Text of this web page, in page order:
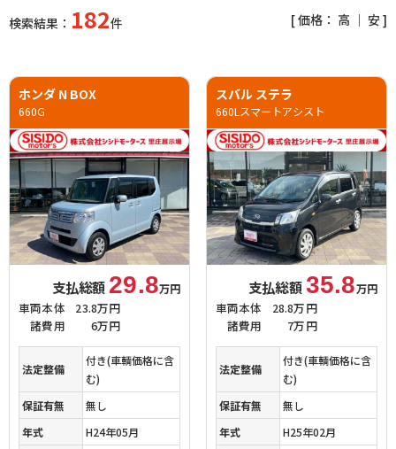
検索結果： 182件 [ 価格： 高 ｜ 安]
ホンダ N BOX
660G
支払総額 29.8万円
車両本体
23.8万円
諸費用
6万円
法定整備
付き(車輌価格に含
む)
保証有無
無し
年式
H24年05月
スバル ステラ
660Lスマートアシスト
支払総額35.8万円
車両本体
28.8万円
諸費用
7万円
法定整備
付き(車輌価格に含
む)
保証有無
無し
年式
H25年02月